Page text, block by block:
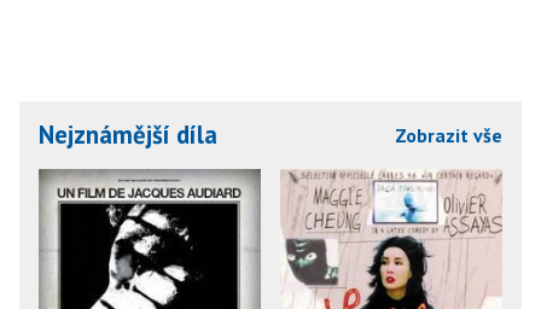
Nejznámější díla Zobrazit vše